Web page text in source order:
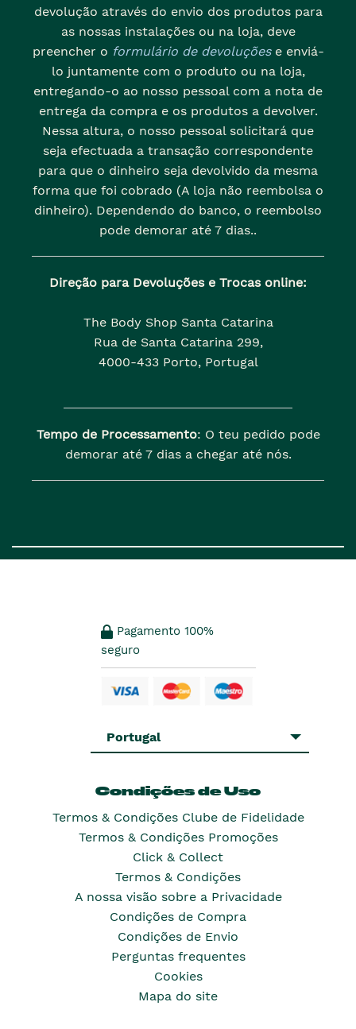
devolução através do envio dos produtos para
as nossas instalações ou na loja, deve
preencher o formulário de devoluçõese enviá-
lo juntamente com o produto ou na loja,
entregando-o ao nosso pessoal com a nota de
entrega da compra e os produtos a devolver.
Nessa altura, o nosso pessoal solicitará que
seja efectuada a transação correspondente
para que o dinheiro seja devolvido da mesma
forma que foi cobrado (A loja não reembolsa o
dinheiro). Dependendo do banco, o reembolso
pode demorar até 7 dias..
Direção para Devoluções e Trocas online:
The Body Shop Santa Catarina
Rua de Santa Catarina 299,
4000-433 Porto, Portugal
Tempo de Processamento: O teu pedido pode
demorar até 7 dias a chegar até nós.
Pagamento 100%
seguro
Portugal
Condições de Uso
Termos & Condições Clube de Fidelidade
Termos & Condições Promoções
Click & Collect
Termos & Condições
A nossa visão sobre a Privacidade
Condições de Compra
Condições de Envio
Perguntas frequentes
Cookies
Mapa do site